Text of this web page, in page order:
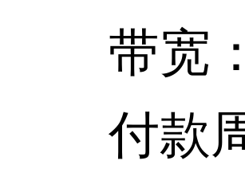
带宽：
付款周